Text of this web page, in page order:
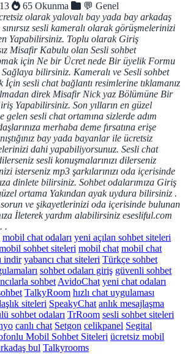
65 Okunma
💬 Genel
olarak yalovalı bay yada bay arkadaş
sesli kameralı olarak görüşmelerinizi
Yapabilirsiniz. Toplu olarak Giriş
Misafir Kabulu olan Sesli sohbet
için Ne bir Ücret nede Bir üyelik Formu
bilirsiniz. Kameralı ve Sesli sohbet
İçin sesli chat bağlantı resimlerine tıklamanız
direk Misafir Nick yaz Bölümüne Bir
Yapabilirsiniz. Son yılların en güzel
sesli chat ortamına sizlerde adım
merhaba deme fırsatına erişe
bay yada bayanlar ile ücretsiz
dahi yapabiliyorsunuz. Sesli chat
sesli konuşmalarınızı dilerseniz
isterseniz mp3 şarkılarınızı oda içerisinde
dinlete bilirsiniz. Sohbet odalarımıza Giriş
ortama Yakından ayak uydura bilirsiniz .
sorun ve şikayetlerinizi oda içerisinde bulunan
İleterek yardım alabilirsiniz esesliful.com
.
mobil chat odaları yeni açılan sohbet siteleri
sohbet siteleri mobil chat mobil chat
indir yabancı chat siteleri Türkçe sohbet
sohbet odaları giriş güvenli sohbet
sohbet AvidoChat yeni chat odaları
TalkyRoom hızlı chat uygulaması
siteleri SpeakyChat anlık mesajlaşma
sohbet odaları TrRoom sesli sohbet siteleri
canlı chat Setgon celikpanel Segital
Mobil Sohbet Siteleri ücretsiz mobil
bul Talkyrooms